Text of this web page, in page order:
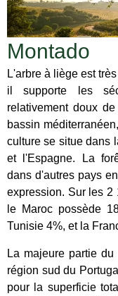
Montado
L'arbre à liège est
il supporte les
relativement doux
bassin
culture se situe dans
et l'Espagne. La
dans d'autres pays
expression. Sur les 2
le Maroc possède
Tunisie 4%, et la
La majeure partie
région sud du
pour la superficie